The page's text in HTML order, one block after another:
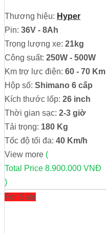
Thương hiệu: Hyper
Pin: 36V - 8Ah
Trọng lượng xe: 21kg
Công suất: 250W - 500W
Km trợ lực điện: 60 - 70 Km
Hộp số: Shimano 6 cấp
Kích thước lốp: 26 inch
Thời gian sạc: 2-3 giờ
Tải trọng: 180 Kg
Tốc độ tối đa: 40 Km/h
View more (
Total Price 8.900.000 VNĐ
)
For Sale